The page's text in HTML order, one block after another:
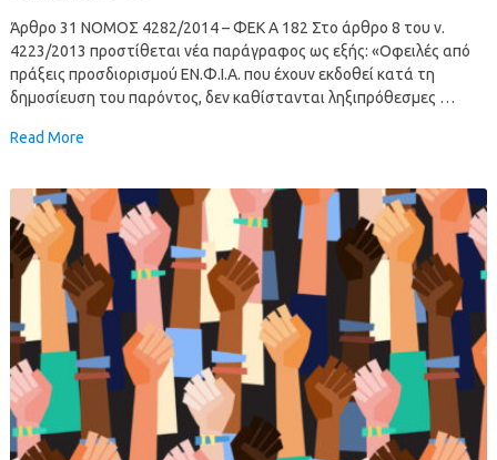
Άρθρο 31 NOMOΣ 4282/2014 – ΦΕΚ Α 182 Στο άρθρο 8 του ν.
4223/2013 προστίθεται νέα παράγραφος ως εξής: «Οφειλές από
πράξεις προσδιορισμού ΕΝ.Φ.Ι.Α. που έχουν εκδοθεί κατά τη
δημοσίευση του παρόντος, δεν καθίστανται ληξιπρόθεσμες …
Read More